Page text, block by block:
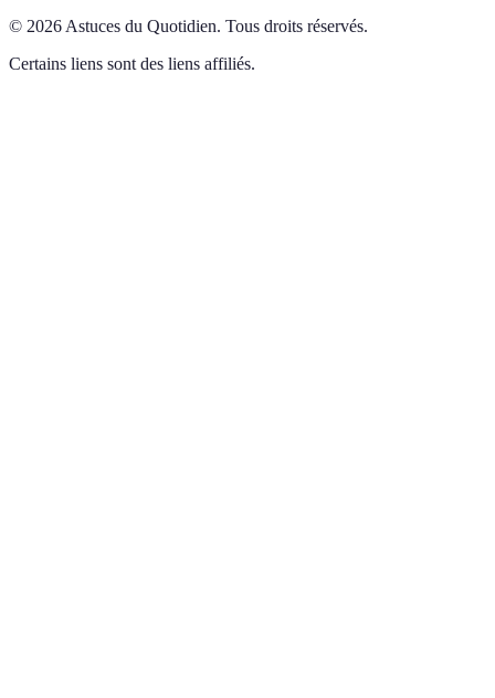
© 2026 Astuces du Quotidien. Tous droits réservés.
Certains liens sont des liens affiliés.